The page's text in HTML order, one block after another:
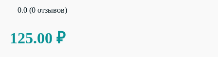
0.0 (0 отзывов)
125.00 ₽